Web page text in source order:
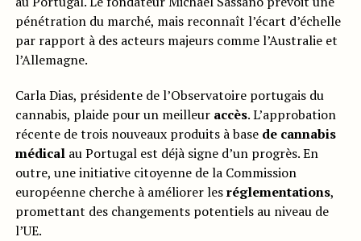
pénétration du marché, mais reconnaît l’écart d’échelle
par rapport à des acteurs majeurs comme l’Australie et
l’Allemagne.
Carla Dias, présidente de l’Observatoire portugais du
cannabis, plaide pour un meilleur accès. L’approbation
récente de trois nouveaux produits à base de cannabis
médicalau Portugal est déjà signe d’un progrès. En
outre, une initiative citoyenne de la Commission
européenne cherche à améliorer lesréglementations,
promettant des changements potentiels au niveau de
l’UE.